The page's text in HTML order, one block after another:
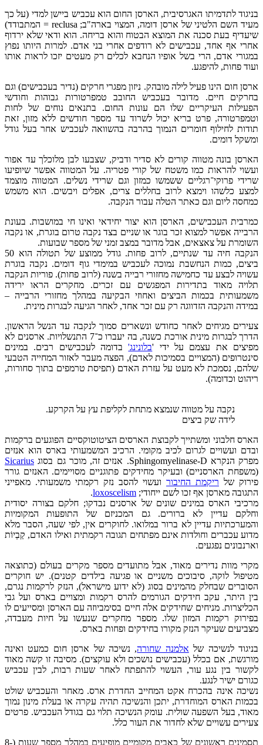
בניגוד לתדמיתו האגרסיבית, הארסן החום הוא עכביש ביישן למדי (על כך
מעיד השם הלטיני של ארסן דומה, המצוי בארה"ב; reclusa = המתבודד)
שיעדיף בעת סכנה את המוצא הבטוח והוא בריחה. הוא ודאי שלא ירדוף
אחרי אף אחד, עכבישים לא רודפים אחרי בני אדם. למרות היותו נפוץ
במגורי אדם, הרי בשל אופיו הנחבא לכלים רק מעטים יזכו לראות אותו
ועוד פחות, להיפגע.
ארסן חום הינו פעיל לילה מובהק. ניזון מפגרי חרקים (נדיר בעכבישים) וגם
בחרקים חיים. מדובר בעכביש החובב טמפרטורות גבוהות וחודשי
הפעילות העיקריים שלו הם עונות החום. בתנאים נוחים של לחות
וטמפרטורה, פרט בריא יכול לשרוד עד מספר חודשים ללא מזון, זאת
תודות לחילוף חומרים הנמוך בהרבה בהשוואה לעכביש אחר בעל גודל
ומשקל דומים.
הארסן בונה מטווה קורים לא סדיר ודביק, שצבעו לבן מלוכלך עד אפור
ועשוי להראות כמו משטח של קורי פטריה. על המטווה אפשר שיופיעו
שרידי פרוקי־רגליים ששמשו כמזון וגם שרידי נשלים. המטווה מוצמד
למצע כלשהו וימצא לרוב בחללים צרים, אפלים ויבשים. הוא משמש
כמחסה ליום וגם כאתר הטלה עבור הנקבה.
כמרבית העכבישים, הארסן הוא יצור יחידאי ואינו חי במושבות. בעונת
הרבייה אפשר למצוא זכר בוגר או שניים בצד נקבה טרום בוגרת, או נקבה
השומרת על צאצאים, אבל מדובר במצב זמני של מספר שבועות.
הנקבה חיה עד שנתיים, לרוב פחות. גודל ממוצע של תטולה הוא 50
ביצים, כמות הנחשבת נמוכה לעכביש במימדי גוף דומים. נקבה בוגרת
עשויה לבצע עד כחמישה מחזורי רבייה בשנה (לרוב פחות). פוריות הנקבה
תלויה מאוד בתדירות המפגשים עם זכרים. מחקרים הראו ירידה
משמעותית בכמות הביצים ואחוזי הבקיעה במהלך מחזורי הרבייה –
במידה והנקבה הזדווגה רק עם זכר אחד, לאחר הגיעה לבגרות מינית.
צעירים מגיחים לאחר כחודש ונשארים סמוך לנקבה עד הנשל הראשון.
הדרך לבגרות מינית אורכת כשנה, בה יעברו כ־7 התנשלויות. ארסנים לא
מפיצים את עצמם על ידי 'בלונינג'בדומה לעכבישים רבים. במינים
סינטרופים (המצויים בסמיכות לאדם), הפצה מעבר לאזור המחייה הטבעי
שלהם, נסמכת לא מעט על עזרת האדם (תפיסת טרמפים בתוך סחורות,
ריהוט וכדומה).
נקבה על מטווה שנמצא מתחת לקליפת עץ על הקרקע.
לידה שק ביצים
הארס חלבוני ומשתייך לקבוצת הארסים הציטוטוקסיים הפוגעים ברקמות
ובדם ועשויים לגרום לכיב מקומי. הרכיב המשמעותי בארס הוא אנזים
מפרק הנקרא Sphingomyelinase-D. אנזים זה, מוכר גם בסוג
Sicarius
(משפחת הארסניים) ובעיקר מחידקים פתוגניים מסויימים. האנזים גורר
פירוק של ריקמת החיבור ועשוי להסב נזק רקמתי משמעותי. מאפייני
התגובה מארסן אף זכו לשם ייחודי; loxoscelism
.
מרכיבי הארס במינים שונים של ארסנים נבדקו; חלקם בצורה יסודית
וחלקם עדיין לא ברורים. גם המכניזם של התופעות המקומיות
והמערכתיות עדיין לא ברור במלואו. לחוקרים אין, לפי שעה, הסבר מלא
מדוע עכברים וחולדות אינם מפתחים תגובה רקמתית ואילו האדם, קַבְיוֹת
וארנבונים נפגעים.
מקרי מוות נדירים מאוד, אבל מתועדים מספר מקרים בעולם (כתוצאה
מטיפול לוקה, סיבוכים משניים או פגיעה בילדים קטנים). יש חוקרים
הסוברים שבחלק מהמינים בסוג (לא ידוע מישראל), הנזק לרקמות נגרם,
בין היתר, עקב חידקים הגורמים להרס רקמות ומצויים בארס ועל גבי
הכליצרות. מניחים שחידקים אלה חיים בסימביוזה עם הארסן ומסייעים לו
בפירוק רקמות המזון שלו. מספר מחקרים שנעשו על חיות מעבדה,
מצביעים שעיקר הנזק מקורו בחידקים ופחות בארס.
בניגוד לנשיכה של אלמנה שחורה, נשיכה של ארסן חום כמעט ואינה
מורגשת, אם בכלל (עכבישים נושכים ולא עוקצים). מסיבה זו קשה מאוד
לקשור בין נגע עור, העשוי להתפתח לאחר שעות רבות, לבין עכביש
כגורם ישיר לנגע.
נשיכה אינה בהכרח אקט המחייב החדרת ארס. מאחר והעכביש שולט
בכמות הארס המוחדרת, יתכן והנשיכה תהיה עקרה או בעלת מינון נמוך
מאוד, בעל השפעה שולית. עומק הנשיכה תלוי גם בגודל העכביש. פרטים
צעירים עשויים שלא לחדור את העור כלל.
תסמינים ראשונים של כאבים מקומיים מופיעים במהלך מספר שעות (8-